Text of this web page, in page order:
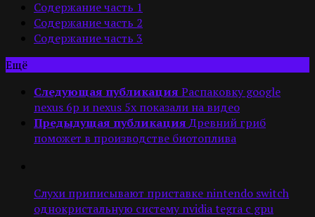
Содержание часть 1
Содержание часть 2
Содержание часть 3
Ещё
Следующая публикация Распаковку google
nexus 6p и nexus 5x показали на видео
Предыдущая публикация Древний гриб
поможет в производстве биотоплива
Слухи приписывают приставке nintendo switch
однокристальную систему nvidia tegra с gpu